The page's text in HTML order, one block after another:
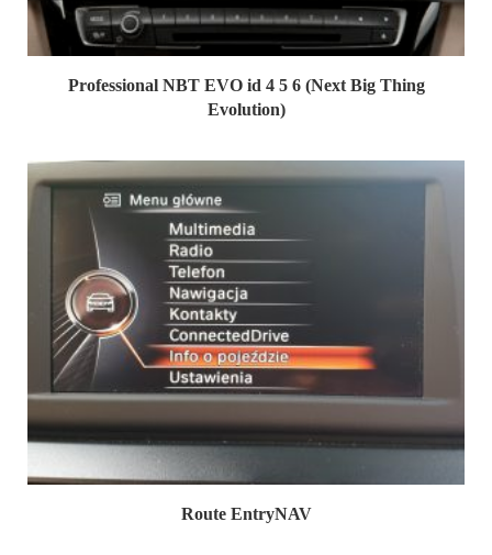
Professional NBT EVO id 4 5 6 (Next Big Thing
Evolution)
Route EntryNAV